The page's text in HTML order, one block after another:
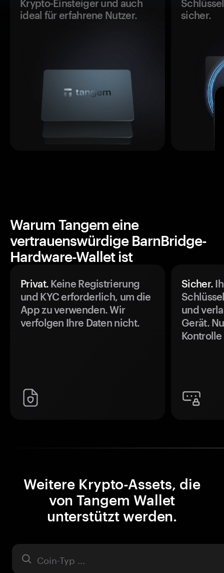
Krypto-Einsteiger und auch
ideal für erfahrene Nutzer.
sicher.
Warum Tangem eine
vertrauenswürdige BarnBridge-
Hardware-Wallet ist
Privat. Keine Registrierung
und KYC erforderlich, um die
App zu verwenden. Wir
verfolgen Ihre Daten nicht.
Sicher.
und
Gerät.
Weitere Krypto-Assets, die
von Tangem Wallet
unterstützt werden.
Asset